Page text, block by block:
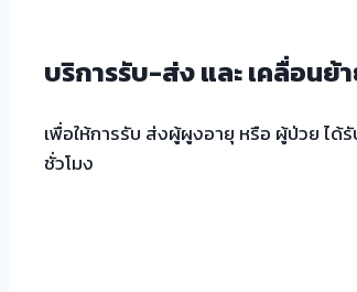
บริการรับ-ส่ง และ เคลื่อนย้
เพื่อให้การรับ ส่งผู้ผูงอายุ หรือ ผู้ป่วย ได้
ชั่วโมง